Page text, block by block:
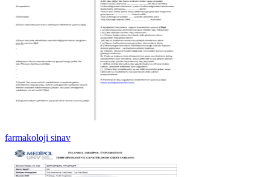
farmakoloji sinav